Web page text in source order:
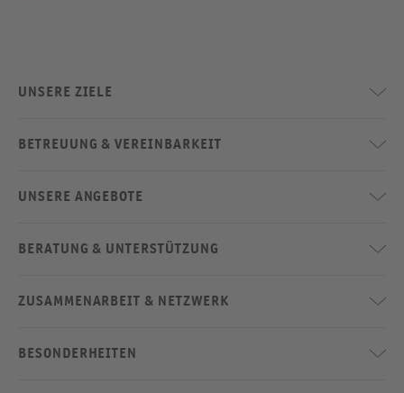
UNSERE ZIELE
BETREUUNG & VEREINBARKEIT
UNSERE ANGEBOTE
BERATUNG & UNTERSTÜTZUNG
ZUSAMMENARBEIT & NETZWERK
BESONDERHEITEN